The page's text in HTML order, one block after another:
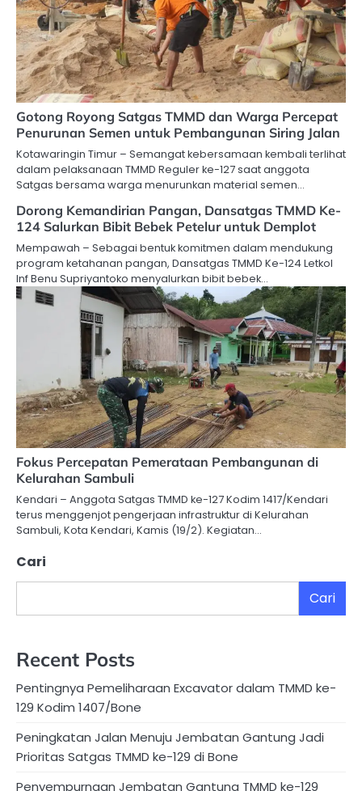
Gotong Royong Satgas TMMD dan Warga Percepat
Penurunan Semen untuk Pembangunan Siring Jalan
Kotawaringin Timur – Semangat kebersamaan kembali terlihat
dalam pelaksanaan TMMD Reguler ke-127 saat anggota
Satgas bersama warga menurunkan material semen…
Dorong Kemandirian Pangan, Dansatgas TMMD Ke-
124 Salurkan Bibit Bebek Petelur untuk Demplot
Mempawah – Sebagai bentuk komitmen dalam mendukung
program ketahanan pangan, Dansatgas TMMD Ke-124 Letkol
Inf Benu Supriyantoko menyalurkan bibit bebek…
Fokus Percepatan Pemerataan Pembangunan di
Kelurahan Sambuli
Kendari – Anggota Satgas TMMD ke-127 Kodim 1417/Kendari
terus menggenjot pengerjaan infrastruktur di Kelurahan
Sambuli, Kota Kendari, Kamis (19/2). Kegiatan…
Cari
Cari
Recent Posts
Pentingnya Pemeliharaan Excavator dalam TMMD ke-
129 Kodim 1407/Bone
Peningkatan Jalan Menuju Jembatan Gantung Jadi
Prioritas Satgas TMMD ke-129 di Bone
Penyempurnaan Jembatan Gantung TMMD ke-129